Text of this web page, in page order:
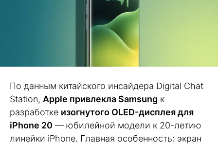
По данным китайского инсайдера Digital Chat
Station, Apple привлекла Samsung к
разработке изогнутого OLED-дисплея для
iPhone 20 — юбилейной модели к 20-летию
линейки iPhone. Главная особенность: экран